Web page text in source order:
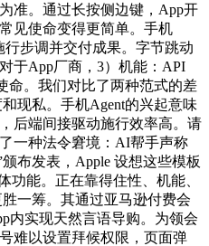
准。通过长按侧边键，App开
见使命变得更简单。手机
步调并交付成果。字节跳动
于App厂商，3）机能：API
命。我们对比了两种范式的差
现私。手机Agent的兴起意味
后端间接驱动施行效率高。请
一种法令窘境：AI帮手声称
布发表，Apple 设想这些模板
功能。正在靠得住性、机能、
一筹。其通过亚马逊付费会
内实现天然言语导购。为领会
难以设置拜候权限，页面弹